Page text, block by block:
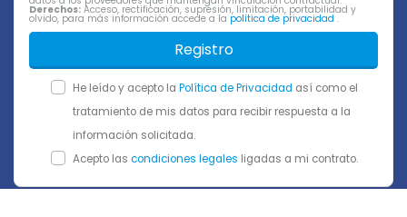
Derechos: Acceso, rectificación, supresión, limitación, portabilidad y
olvido, para más información accede a la política de privacidad .
Registro
He leído y acepto la Política de Privacidad así como el
tratamiento de mis datos para recibir respuesta a la
información solicitada.
Acepto las condiciones legales ligadas a mi contrato.